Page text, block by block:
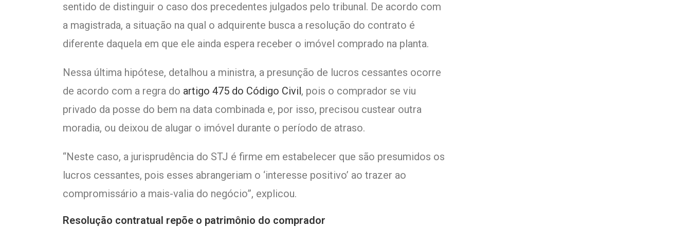
sentido de distinguir o caso dos precedentes julgados pelo tribunal. De acordo com
a magistrada, a situação na qual o adquirente busca a resolução do contrato é
diferente daquela em que ele ainda espera receber o imóvel comprado na planta.
Nessa última hipótese, detalhou a ministra, a presunção de lucros cessantes ocorre
de acordo com a regra do artigo 475 do Código Civil, pois o comprador se viu
privado da posse do bem na data combinada e, por isso, precisou custear outra
moradia, ou deixou de alugar o imóvel durante o período de atraso.
“Neste caso, a jurisprudência do STJ é firme em estabelecer que são presumidos os
lucros cessantes, pois esses abrangeriam o ‘interesse positivo’ ao trazer ao
compromissário a mais-valia do negócio”, explicou.
Resolução contratual repõe o patrimônio do comprador